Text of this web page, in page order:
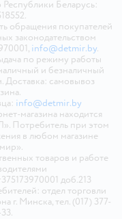
Республики Беларусь:
обращения покупателей
законодательством
info@detmir.by.
по режиму работы
и безналичный
Доставка: самовывоз
info@detmir.by
магазина находится
Потребитель при этом
в любом магазине
товаров и работе
доб.213
отдел торговли
г. Минска, тел. (017) 377-